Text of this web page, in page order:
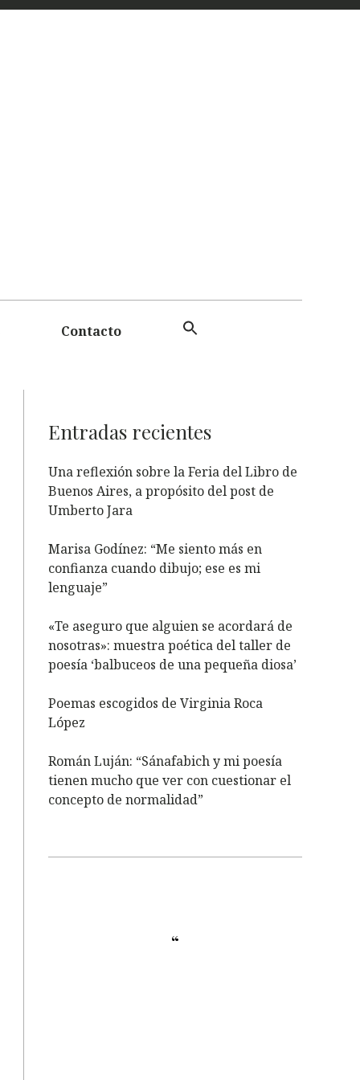
Contacto
Entradas recientes
Una reflexión sobre la Feria del Libro de
Buenos Aires, a propósito del post de
Umberto Jara
Marisa Godínez: “Me siento más en
confianza cuando dibujo; ese es mi
lenguaje”
«Te aseguro que alguien se acordará de
nosotras»: muestra poética del taller de
poesía ‘balbuceos de una pequeña diosa’
Poemas escogidos de Virginia Roca
López
Román Luján: “Sánafabich y mi poesía
tienen mucho que ver con cuestionar el
concepto de normalidad”